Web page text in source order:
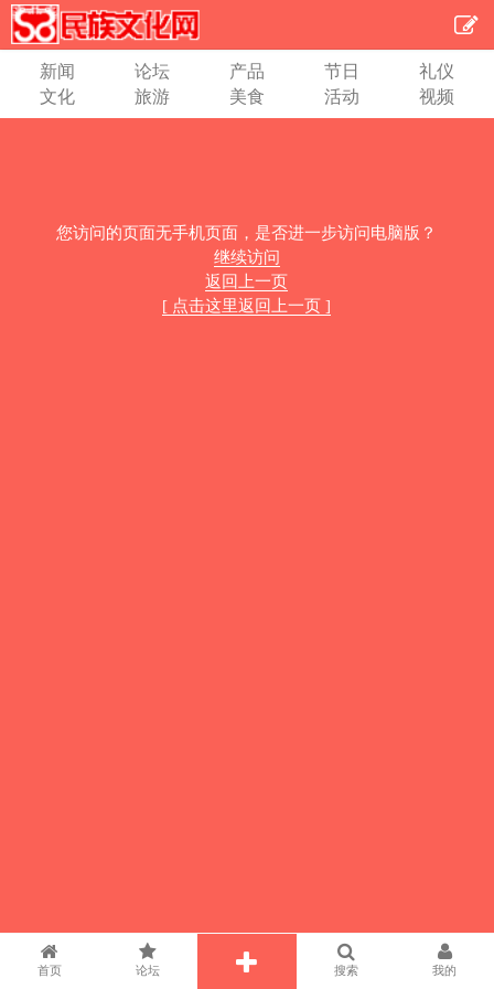
新闻 论坛 产品 节日
礼仪
文化
旅游 美食 活动 视频
您访问的页面无手机页面，是否进一步访问电脑版？
继续访问
返回上一页
[ 点击这里返回上一页 ]
首页 论坛 搜索 我的